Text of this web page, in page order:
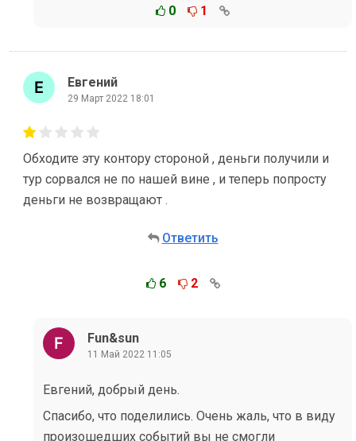
0 1
Евгений
29 Март 2022 18:01
Обходите эту контору стороной , деньги получили и
тур сорвался не по нашей вине , и теперь попросту
деньги не возвращают .
Ответить
6 2
Fun&sun
11 Май 2022 11:05
Евгений, добрый день.
Спасибо, что поделились. Очень жаль, что в виду
произошедших событий вы не смогли